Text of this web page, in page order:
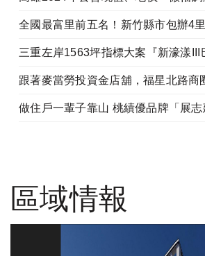
全國最富里前五名！新竹縣市包辦4里
區域情報